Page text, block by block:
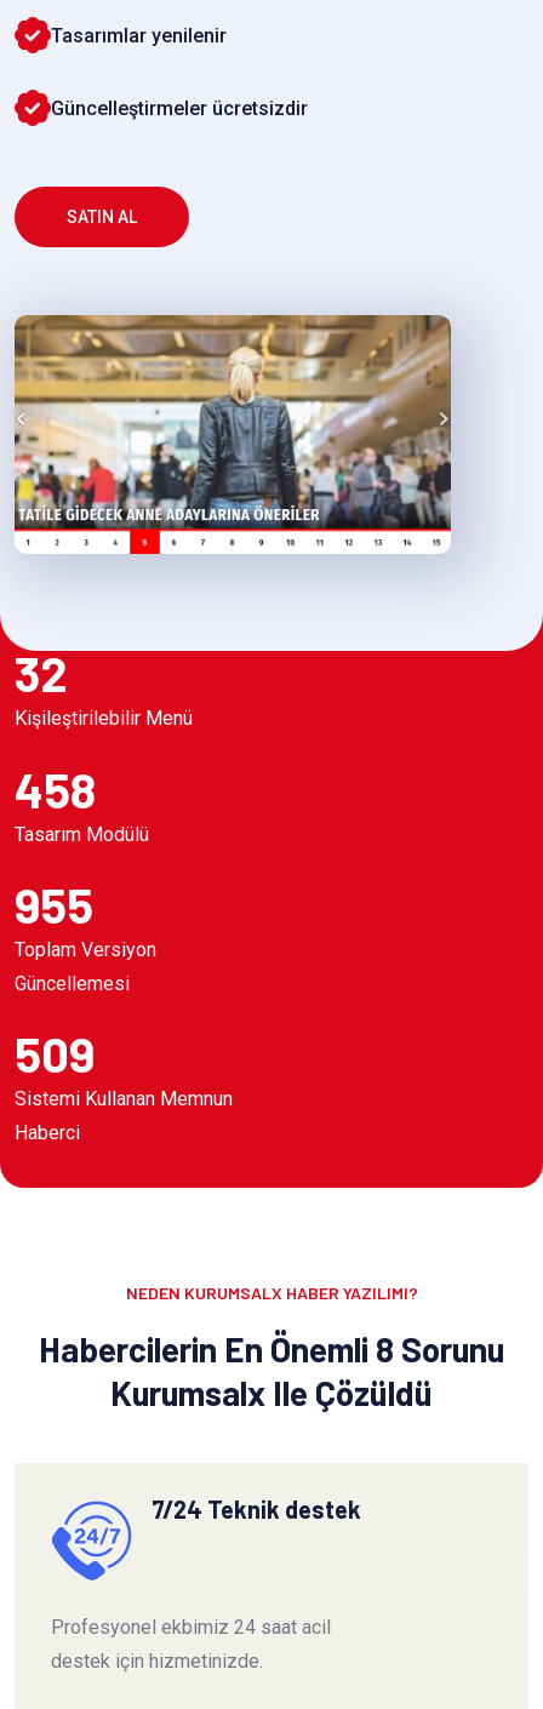
Tasarımlar yenilenir
Güncelleştirmeler ücretsizdir
SATIN AL
32
Kişileştirilebilir Menü
458
Tasarım Modülü
955
Toplam Versiyon
Güncellemesi
509
Sistemi Kullanan Memnun
Haberci
NEDEN KURUMSALX HABER YAZILIMI?
Habercilerin En Önemli 8 Sorunu
Kurumsalx Ile Çözüldü
7/24 Teknik destek
Profesyonel ekbimiz 24 saat acil
destek için hizmetinizde.